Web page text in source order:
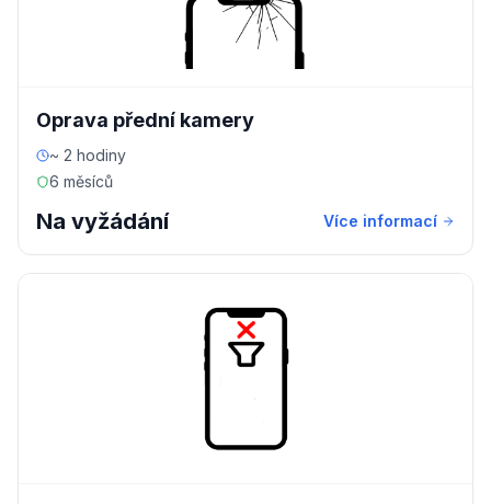
Oprava přední kamery
~ 2 hodiny
6 měsíců
Na vyžádání Více informací